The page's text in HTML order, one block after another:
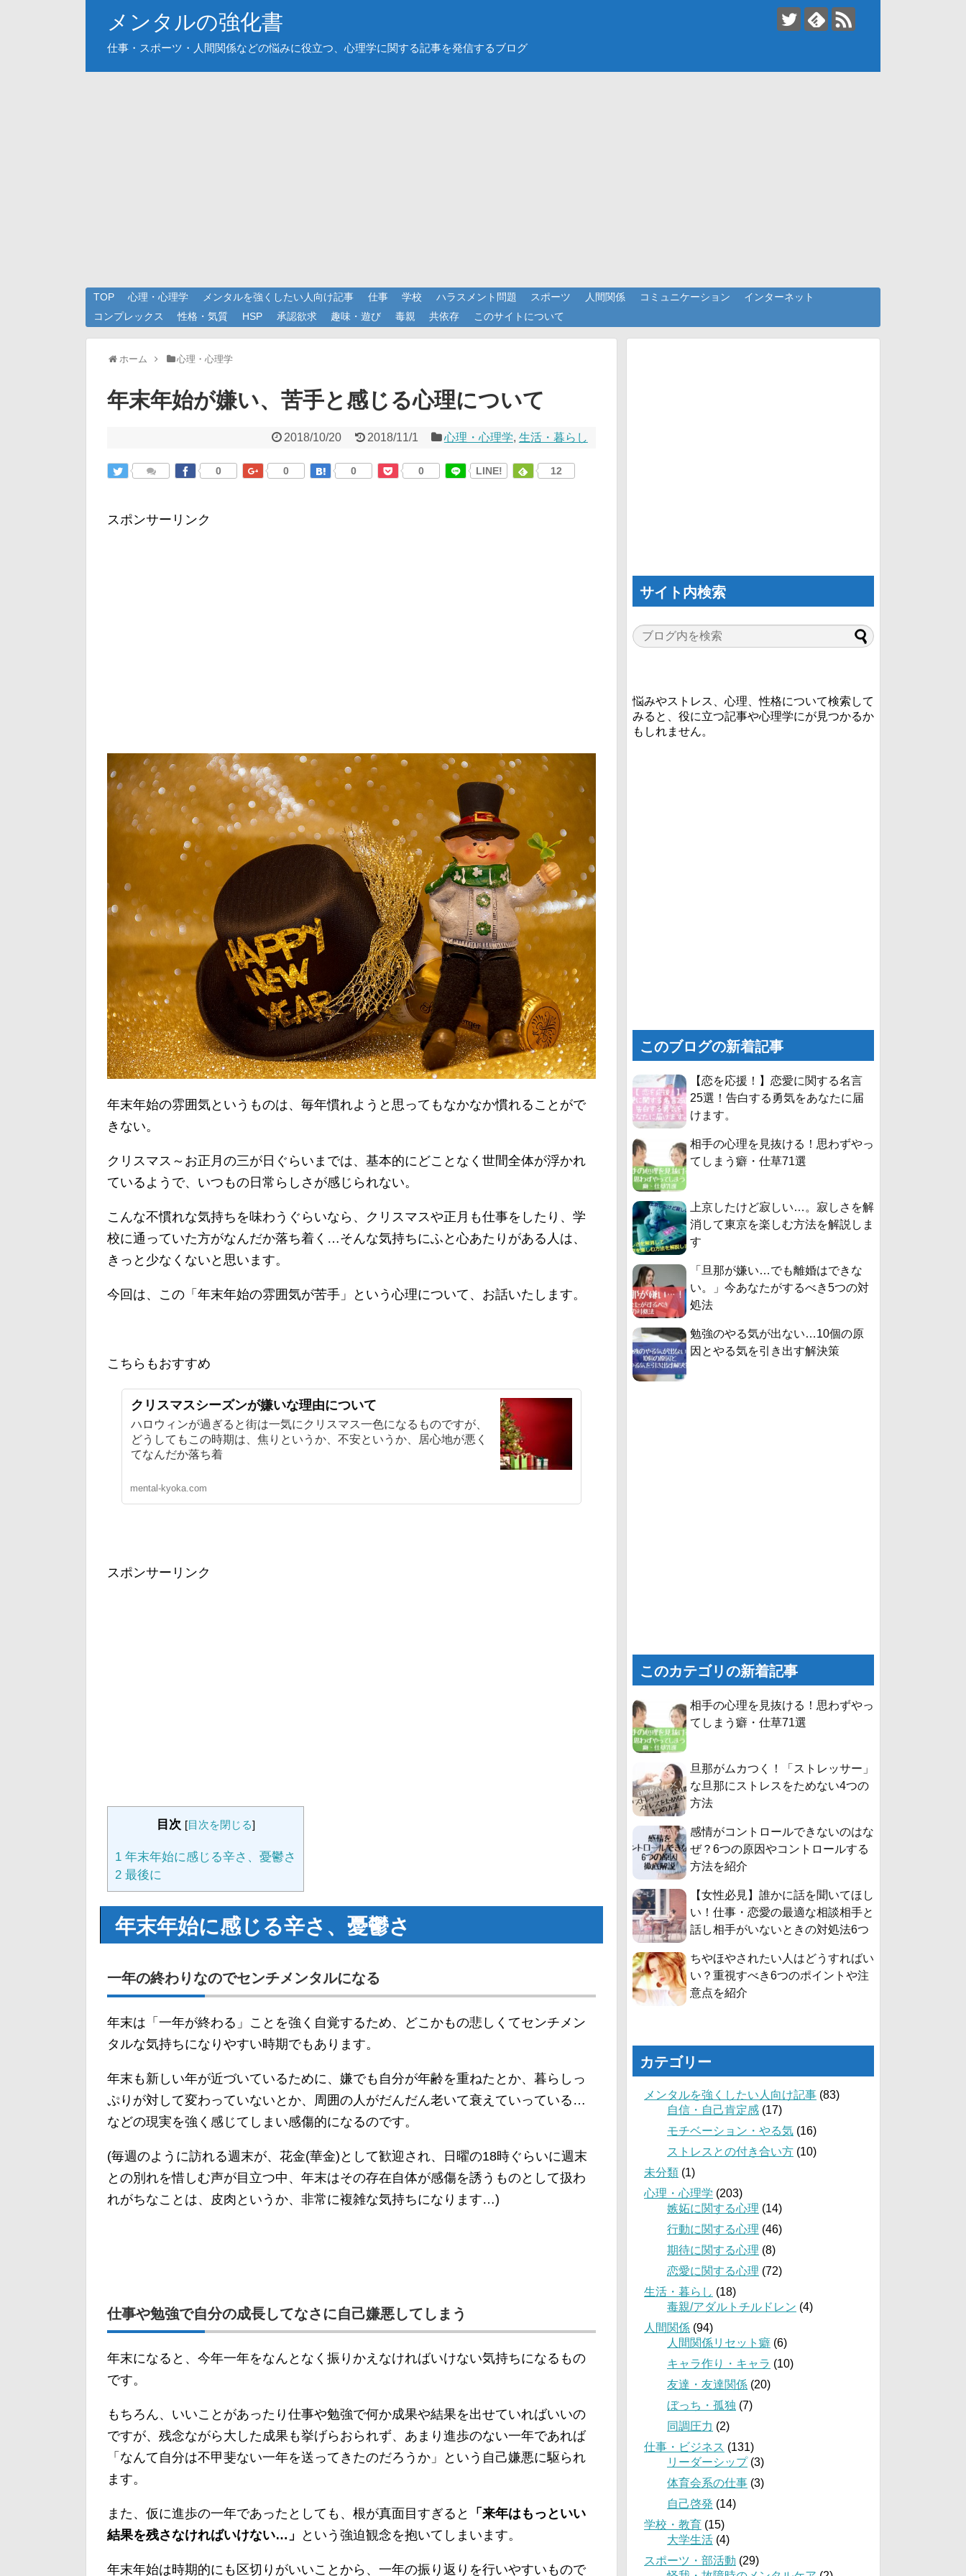
メンタルの強化書
仕事・スポーツ・人間関係などの悩みに役立つ、心理学に関する記事を発信するブログ
TOP 心理・心理学 メンタルを強くしたい人向け記事 仕事 学校 ハラスメント問題 スポーツ 人間関係 コミュニケーション
インターネット
コンプレックス
性格・気質 HSP 承認欲求 趣味・遊び 毒親 共依存 このサイトについて
ホーム 心理・心理学
年末年始が嫌い、苦手と感じる心理について
2018/10/20 2018/11/1 心理・心理学, 生活・暮らし
0 0 0 0 LINE! 12
スポンサーリンク
年末年始の雰囲気というものは、毎年慣れようと思ってもなかなか慣れることがで
きない。
クリスマス～お正月の三が日ぐらいまでは、基本的にどことなく世間全体が浮かれ
ているようで、いつもの日常らしさが感じられない。
こんな不慣れな気持ちを味わうぐらいなら、クリスマスや正月も仕事をしたり、学
校に通っていた方がなんだか落ち着く…そんな気持ちにふと心あたりがある人は、
きっと少なくないと思います。
今回は、この「年末年始の雰囲気が苦手」という心理について、お話いたします。
こちらもおすすめ
クリスマスシーズンが嫌いな理由について
ハロウィンが過ぎると街は一気にクリスマス一色になるものですが、
どうしてもこの時期は、焦りというか、不安というか、居心地が悪く
てなんだか落ち着
mental-kyoka.com
スポンサーリンク
目次 [目次を閉じる]
1 年末年始に感じる辛さ、憂鬱さ
2 最後に
年末年始に感じる辛さ、憂鬱さ
一年の終わりなのでセンチメンタルになる
年末は「一年が終わる」ことを強く自覚するため、どこかもの悲しくてセンチメン
タルな気持ちになりやすい時期でもあります。
年末も新しい年が近づいているために、嫌でも自分が年齢を重ねたとか、暮らしっ
ぷりが対して変わっていないとか、周囲の人がだんだん老いて衰えていっている…
などの現実を強く感じてしまい感傷的になるのです。
(毎週のように訪れる週末が、花金(華金)として歓迎され、日曜の18時ぐらいに週末
との別れを惜しむ声が目立つ中、年末はその存在自体が感傷を誘うものとして扱わ
れがちなことは、皮肉というか、非常に複雑な気持ちになります…)
仕事や勉強で自分の成長してなさに自己嫌悪してしまう
年末になると、今年一年をなんとなく振りかえなければいけない気持ちになるもの
です。
もちろん、いいことがあったり仕事や勉強で何か成果や結果を出せていればいいの
ですが、残念ながら大した成果も挙げらおられず、あまり進歩のない一年であれば
「なんて自分は不甲斐ない一年を送ってきたのだろうか」という自己嫌悪に駆られ
ます。
また、仮に進歩の一年であったとしても、根が真面目すぎると
「来年はもっといい
結果を残さなければいけない…」
という強迫観念を抱いてしまいます。
年末年始は時期的にも区切りがいいことから、一年の振り返りを行いやすいもので
サイト内検索
悩みやストレス、心理、性格について検索して
みると、役に立つ記事や心理学にが見つかるか
もしれません。
このブログの新着記事
【恋を応援！】恋愛に関する名言
25選！告白する勇気をあなたに届
けます。
相手の心理を見抜ける！思わずやっ
てしまう癖・仕草71選
上京したけど寂しい…。寂しさを解
消して東京を楽しむ方法を解説しま
す
「旦那が嫌い…でも離婚はできな
い。」今あなたがするべき5つの対
処法
勉強のやる気が出ない…10個の原
因とやる気を引き出す解決策
このカテゴリの新着記事
相手の心理を見抜ける！思わずやっ
てしまう癖・仕草71選
旦那がムカつく！「ストレッサー」
な旦那にストレスをためない4つの
方法
感情がコントロールできないのはな
ぜ？6つの原因やコントロールする
方法を紹介
【女性必見】誰かに話を聞いてほし
い！仕事・恋愛の最適な相談相手と
話し相手がいないときの対処法6つ
ちやほやされたい人はどうすればい
い？重視すべき6つのポイントや注
意点を紹介
カテゴリー
メンタルを強くしたい人向け記事 (83)
自信・自己肯定感 (17)
モチベーション・やる気 (16)
ストレスとの付き合い方 (10)
未分類 (1)
心理・心理学 (203)
嫉妬に関する心理 (14)
行動に関する心理 (46)
期待に関する心理 (8)
恋愛に関する心理 (72)
生活・暮らし (18)
毒親/アダルトチルドレン (4)
人間関係 (94)
人間関係リセット癖 (6)
キャラ作り・キャラ (10)
友達・友達関係 (20)
ぼっち・孤独 (7)
同調圧力 (2)
仕事・ビジネス (131)
リーダーシップ(3)
体育会系の仕事 (3)
自己啓発 (14)
学校・教育 (15)
大学生活 (4)
スポーツ・部活動 (29)